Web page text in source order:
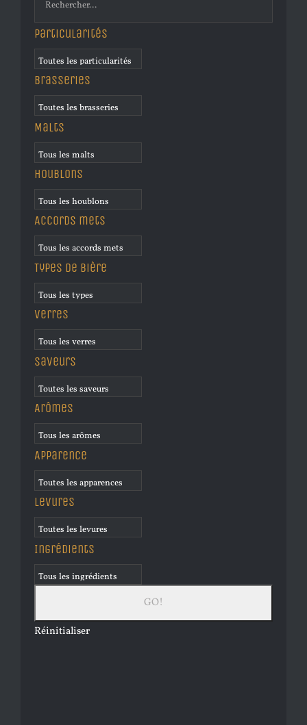
Particularités
Brasseries
Malts
Houblons
Accords mets
Types de bière
Verres
Saveurs
Arômes
Apparence
Levures
Ingrédients
Réinitialiser